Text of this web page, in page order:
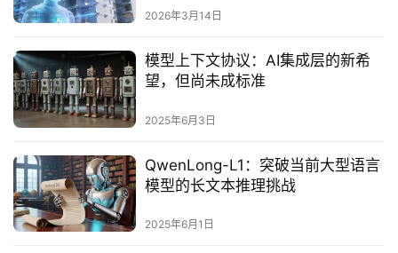
2026年3月14日
模型上下文协议：AI集成层的新希
望，但尚未成标准‌
2025年6月3日
QwenLong-L1：突破当前大型语言
模型的长文本推理挑战‌
2025年6月1日